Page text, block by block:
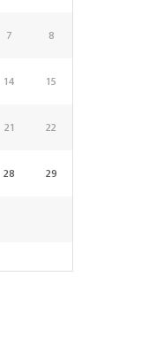
7 8
14 15
21 22
28 29